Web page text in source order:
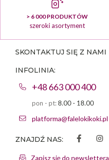
> 6 000 PRODUKTÓW
szeroki asortyment
SKONTAKTUJ SIĘ Z NAMI
INFOLINIA:
+48 663 000 400
pon - pt:8.00 - 18.00
platforma@falelokikoki.pl
ZNAJDŹ NAS:
Zapisz się do newslettera